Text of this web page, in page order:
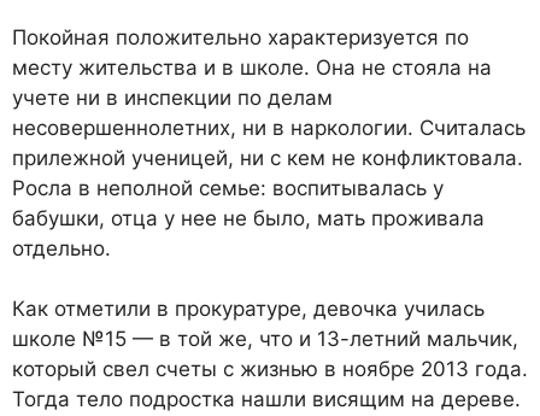
Покойная положительно характеризуется по
месту жительства и в школе. Она не стояла на
учете ни в инспекции по делам
несовершеннолетних, ни в наркологии. Считалась
прилежной ученицей, ни с кем не конфликтовала.
Росла в неполной семье: воспитывалась у
бабушки, отца у нее не было, мать проживала
отдельно.
Как отметили в прокуратуре, девочка училась
школе №15 — в той же, что и 13-летний мальчик,
который свел счеты с жизнью в ноябре 2013 года.
Тогда тело подростка нашли висящим на дереве.